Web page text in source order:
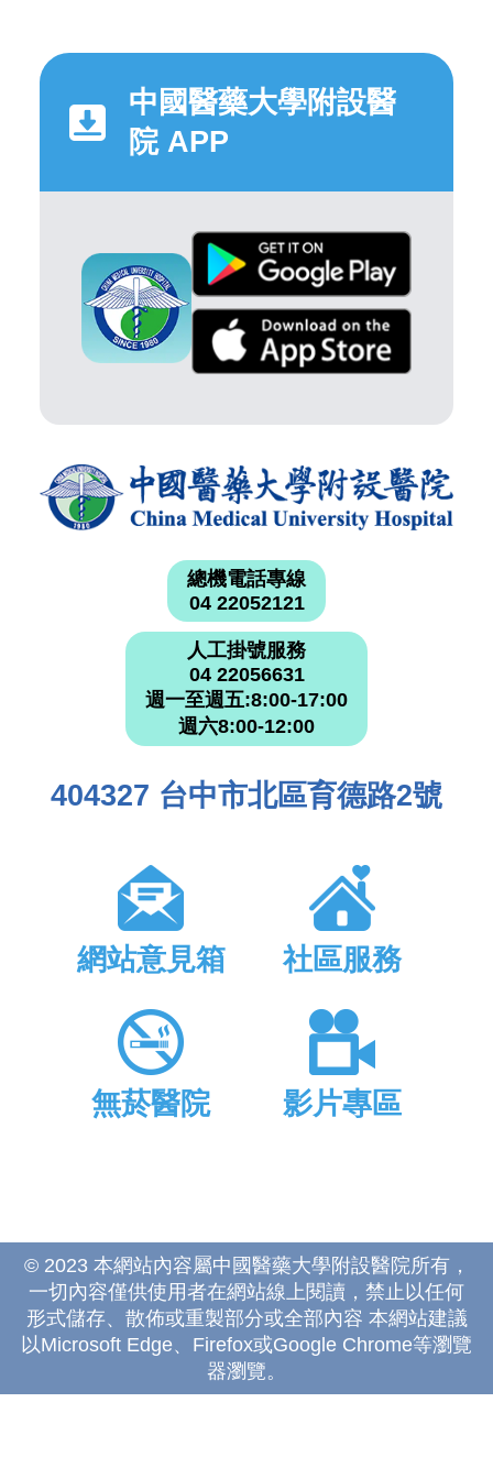
中國醫藥大學附設醫
院 APP
總機電話專線
04 22052121
人工掛號服務
04 22056631
週一至週五:8:00-17:00
週六8:00-12:00
404327 台中市北區育德路2號
網站意見箱 社區服務
無菸醫院 影片專區
© 2023 本網站內容屬中國醫藥大學附設醫院所有，
一切內容僅供使用者在網站線上閱讀，禁止以任何
形式儲存、散佈或重製部分或全部內容 本網站建議
以Microsoft Edge、Firefox或Google Chrome等瀏覽
器瀏覽。